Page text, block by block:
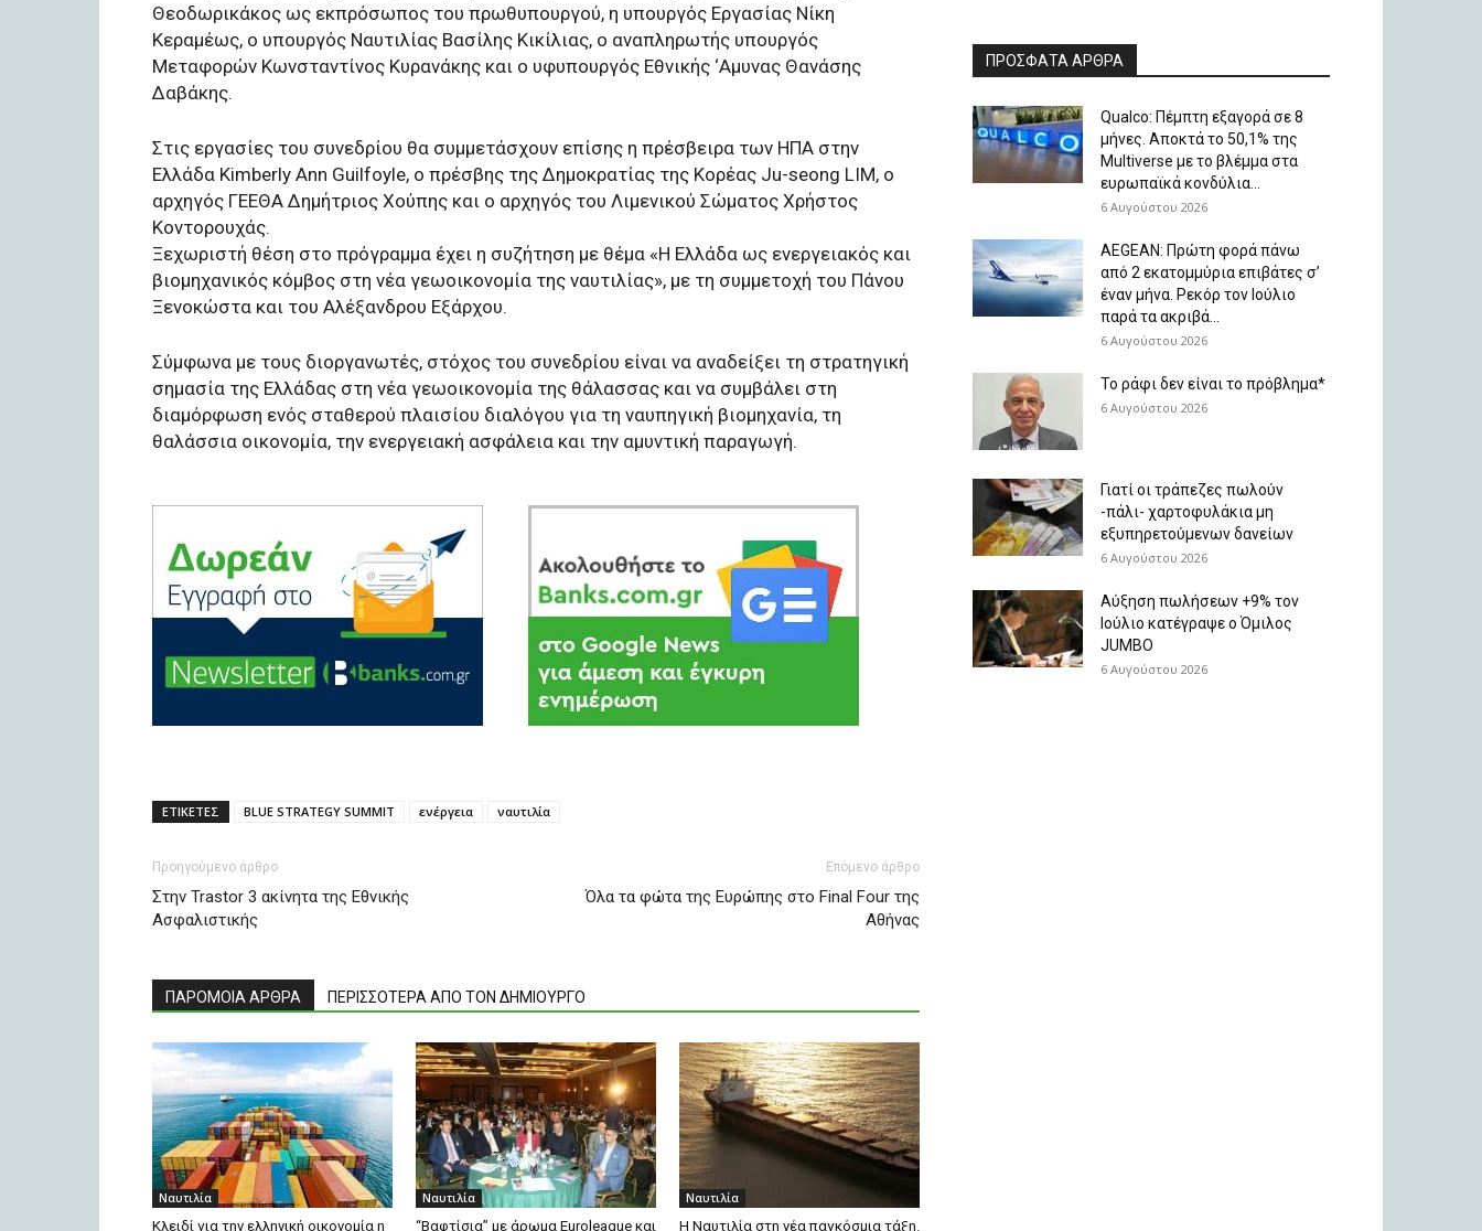
Θεοδωρικάκος ως εκπρόσωπος του πρωθυπουργού, η υπουργός Εργασίας Νίκη
Κεραμέως, ο υπουργός Ναυτιλίας Βασίλης Κικίλιας, ο αναπληρωτής υπουργός
Μεταφορών Κωνσταντίνος Κυρανάκης και ο υφυπουργός Εθνικής ‘Αμυνας Θανάσης
Δαβάκης.
Στις εργασίες του συνεδρίου θα συμμετάσχουν επίσης η πρέσβειρα των ΗΠΑ στην
Ελλάδα Kimberly Ann Guilfoyle, ο πρέσβης της Δημοκρατίας της Κορέας Ju-seong LIM, ο
αρχηγός ΓΕΕΘΑ Δημήτριος Χούπης και ο αρχηγός του Λιμενικού Σώματος Χρήστος
Κοντορουχάς.
Ξεχωριστή θέση στο πρόγραμμα έχει η συζήτηση με θέμα «Η Ελλάδα ως ενεργειακός και
βιομηχανικός κόμβος στη νέα γεωοικονομία της ναυτιλίας», με τη συμμετοχή του Πάνου
Ξενοκώστα και του Αλέξανδρου Εξάρχου.
Σύμφωνα με τους διοργανωτές, στόχος του συνεδρίου είναι να αναδείξει τη στρατηγική
σημασία της Ελλάδας στη νέα γεωοικονομία της θάλασσας και να συμβάλει στη
διαμόρφωση ενός σταθερού πλαισίου διαλόγου για τη ναυπηγική βιομηχανία, τη
θαλάσσια οικονομία, την ενεργειακή ασφάλεια και την αμυντική παραγωγή.
ΕΤΙΚΕΤΕΣ BLUE STRATEGY SUMMIT ενέργεια ναυτιλία
Προηγούμενο άρθρο
Στην Trastor 3 ακίνητα της Εθνικής
Ασφαλιστικής
Επόμενο άρθρο
Όλα τα φώτα της Ευρώπης στο Final Four της
Αθήνας
ΠΑΡΟΜΟΙΑ ΑΡΘΡΑ ΠΕΡΙΣΣΟΤΕΡΑ ΑΠΟ ΤΟΝ ΔΗΜΙΟΥΡΓΟ
Ναυτιλία
Κλειδί για την ελληνική οικονομία η
Ναυτιλία
“Bαφτίσια” με άρωμα Euroleague και
Ναυτιλία
Η Ναυτιλία στη νέα παγκόσμια τάξη.
ΠΡΟΣΦΑΤΑ ΑΡΘΡΑ
Qualco: Πέμπτη εξαγορά σε 8
μήνες. Aποκτά το 50,1% της
Multiverse με το βλέμμα στα
ευρωπαϊκά κονδύλια...
6 Αυγούστου 2026
AEGEAN: Πρώτη φορά πάνω
από 2 εκατομμύρια επιβάτες σ’
έναν μήνα. Ρεκόρ τον Ιούλιο
παρά τα ακριβά...
6 Αυγούστου 2026
Το ράφι δεν είναι το πρόβλημα*
6 Αυγούστου 2026
Γιατί οι τράπεζες πωλούν
-πάλι- χαρτοφυλάκια μη
εξυπηρετούμενων δανείων
6 Αυγούστου 2026
Aύξηση πωλήσεων +9% τον
Ιούλιο κατέγραψε ο Όμιλος
JUMBO
6 Αυγούστου 2026